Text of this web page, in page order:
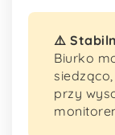
⚠️
Biurko
przy